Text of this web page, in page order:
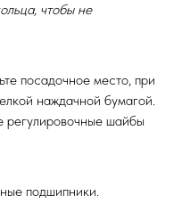
чтобы не
посадочное место, при
наждачной бумагой.
регулировочные шайбы
подшипники.